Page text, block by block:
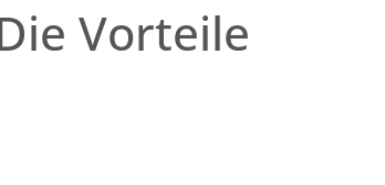
Vorteile